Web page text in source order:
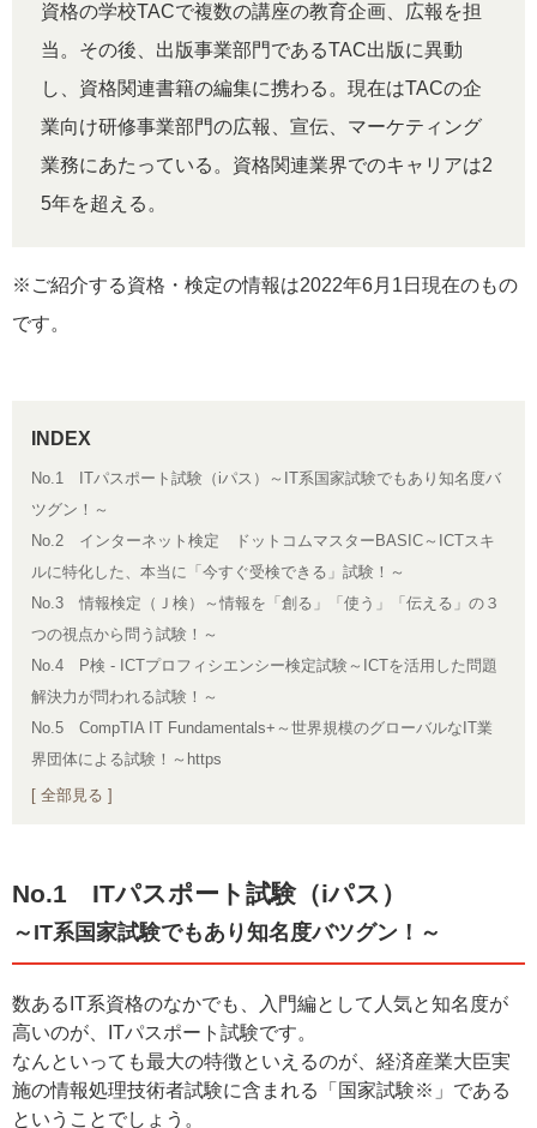
資格の学校TACで複数の講座の教育企画、広報を担
当。その後、出版事業部門であるTAC出版に異動
し、資格関連書籍の編集に携わる。現在はTACの企
業向け研修事業部門の広報、宣伝、マーケティング
業務にあたっている。資格関連業界でのキャリアは2
5年を超える。
※ご紹介する資格・検定の情報は2022年6月1日現在のもの
です。
No.1 ITパスポート試験（iパス）～IT系国家試験でもあり知名度バ
ツグン！～
No.2 インターネット検定 ドットコムマスターBASIC～ICTスキ
ルに特化した、本当に「今すぐ受検できる」試験！～
No.3 情報検定（Ｊ検）～情報を「創る」「使う」「伝える」の３
つの視点から問う試験！～
No.4 P検 - ICTプロフィシエンシー検定試験～ICTを活用した問題
解決力が問われる試験！～
No.5 CompTIA IT Fundamentals+～世界規模のグローバルなIT業
界団体による試験！～https
[ 全部見る ]
No.1 ITパスポート試験（iパス）
～IT系国家試験でもあり知名度バツグン！～
数あるIT系資格のなかでも、入門編として人気と知名度が
高いのが、ITパスポート試験です。
なんといっても最大の特徴といえるのが、経済産業大臣実
施の情報処理技術者試験に含まれる「国家試験※」である
ということでしょう。